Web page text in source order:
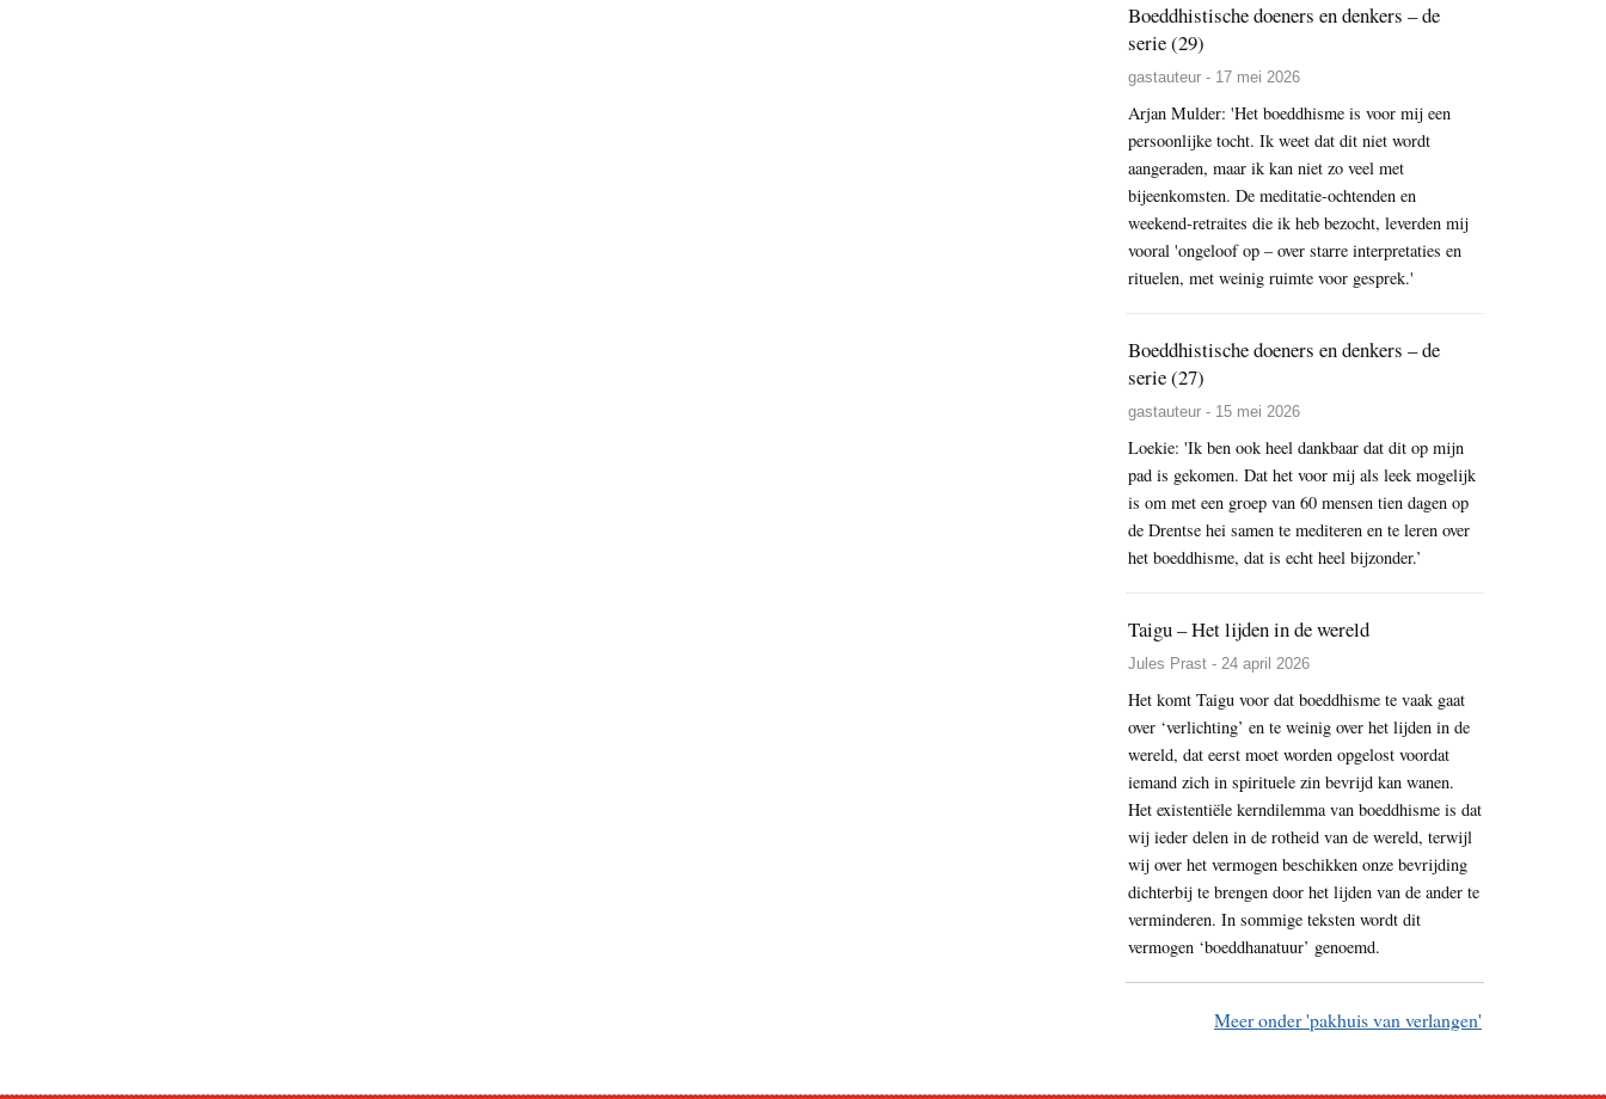
Boeddhistische doeners en denkers – de
serie (29)
gastauteur - 17 mei 2026
Arjan Mulder: 'Het boeddhisme is voor mij een
persoonlijke tocht. Ik weet dat dit niet wordt
aangeraden, maar ik kan niet zo veel met
bijeenkomsten. De meditatie-ochtenden en
weekend-retraites die ik heb bezocht, leverden mij
vooral 'ongeloof op – over starre interpretaties en
rituelen, met weinig ruimte voor gesprek.'
Boeddhistische doeners en denkers – de
serie (27)
gastauteur - 15 mei 2026
Loekie: 'Ik ben ook heel dankbaar dat dit op mijn
pad is gekomen. Dat het voor mij als leek mogelijk
is om met een groep van 60 mensen tien dagen op
de Drentse hei samen te mediteren en te leren over
het boeddhisme, dat is echt heel bijzonder.’
Taigu – Het lijden in de wereld
Jules Prast - 24 april 2026
Het komt Taigu voor dat boeddhisme te vaak gaat
over ‘verlichting’ en te weinig over het lijden in de
wereld, dat eerst moet worden opgelost voordat
iemand zich in spirituele zin bevrijd kan wanen.
Het existentiële kerndilemma van boeddhisme is dat
wij ieder delen in de rotheid van de wereld, terwijl
wij over het vermogen beschikken onze bevrijding
dichterbij te brengen door het lijden van de ander te
verminderen. In sommige teksten wordt dit
vermogen ‘boeddhanatuur’ genoemd.
Meer onder 'pakhuis van verlangen'